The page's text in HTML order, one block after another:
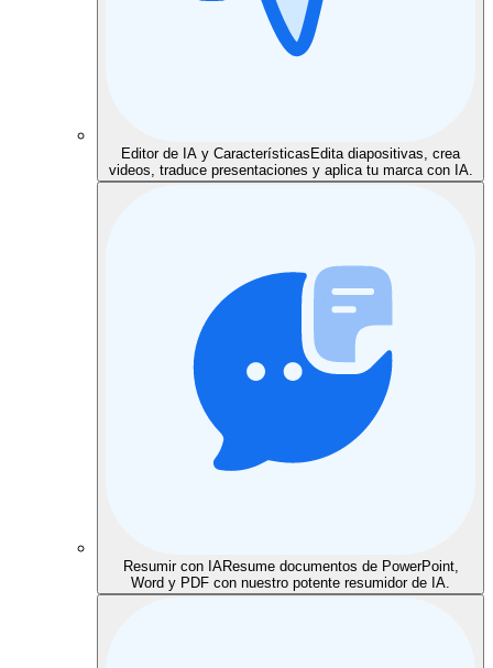
Editor de IA y Características Edita diapositivas, crea
videos, traduce presentaciones y aplica tu marca con IA.
Resumir con IAResume documentos de PowerPoint,
Word y PDF con nuestro potente resumidor de IA.